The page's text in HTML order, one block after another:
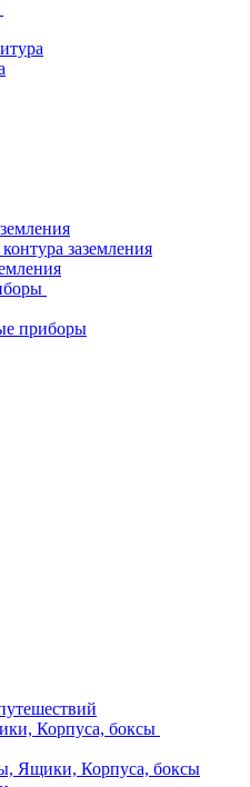
заземления
приборы
Корпуса, боксы
Ящики, Корпуса, боксы